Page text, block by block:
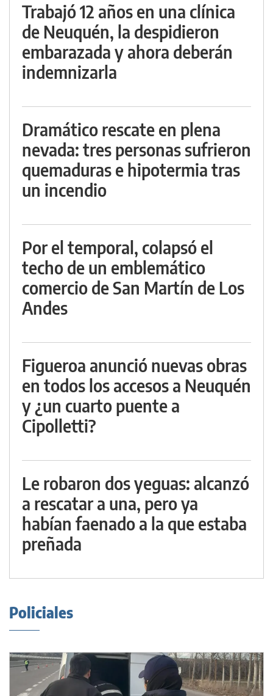
Trabajó 12 años en una clínica
de Neuquén, la despidieron
embarazada y ahora deberán
indemnizarla
Dramático rescate en plena
nevada: tres personas sufrieron
quemaduras e hipotermia tras
un incendio
Por el temporal, colapsó el
techo de un emblemático
comercio de San Martín de Los
Andes
Figueroa anunció nuevas obras
en todos los accesos a Neuquén
y ¿un cuarto puente a
Cipolletti?
Le robaron dos yeguas: alcanzó
a rescatar a una, pero ya
habían faenado a la que estaba
preñada
Policiales